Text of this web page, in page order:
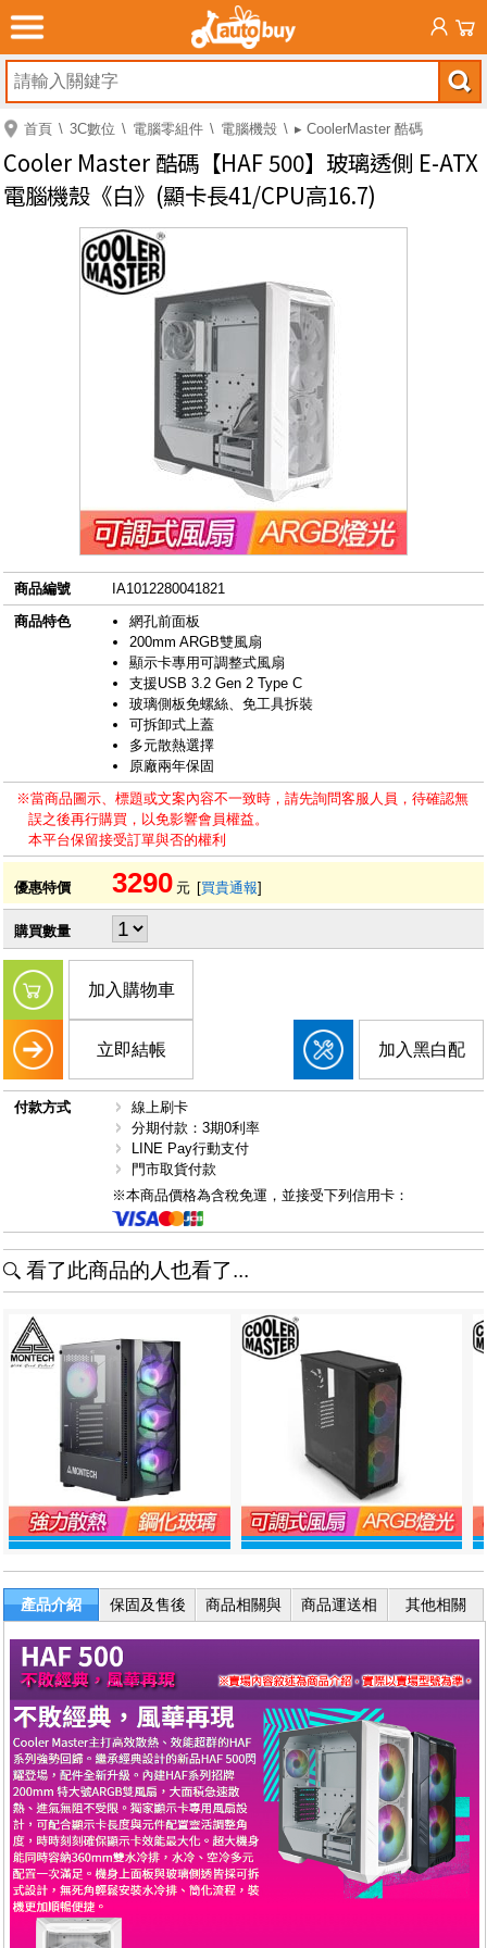
首頁 3C數位 電腦零組件 電腦機殼 ▸ CoolerMaster 酷碼
Cooler Master 酷碼【HAF 500】玻璃透側 E-ATX
電腦機殼《白》(顯卡長41/CPU高16.7)
商品編號
IA1012280041821
商品特色
網孔前面板
200mm ARGB雙風扇
顯示卡專用可調整式風扇
支援USB 3.2 Gen 2 Type C
玻璃側板免螺絲、免工具拆裝
可拆卸式上蓋
多元散熱選擇
原廠兩年保固
※當商品圖示、標題或文案內容不一致時，請先詢問客服人員，待確認無
誤之後再行購買，以免影響會員權益。
本平台保留接受訂單與否的權利
優惠特價 3290 元 [買貴通報]
購買數量
加入購物車
立即結帳 加入黑白配
付款方式
線上刷卡
分期付款：3期0利率
LINE Pay行動支付
門市取貨付款
※本商品價格為含稅免運，並接受下列信用卡：
看了此商品的人也看了...
產品介紹
保固及售後
服務
商品相關與
退換貨
商品運送相
關
其他相關